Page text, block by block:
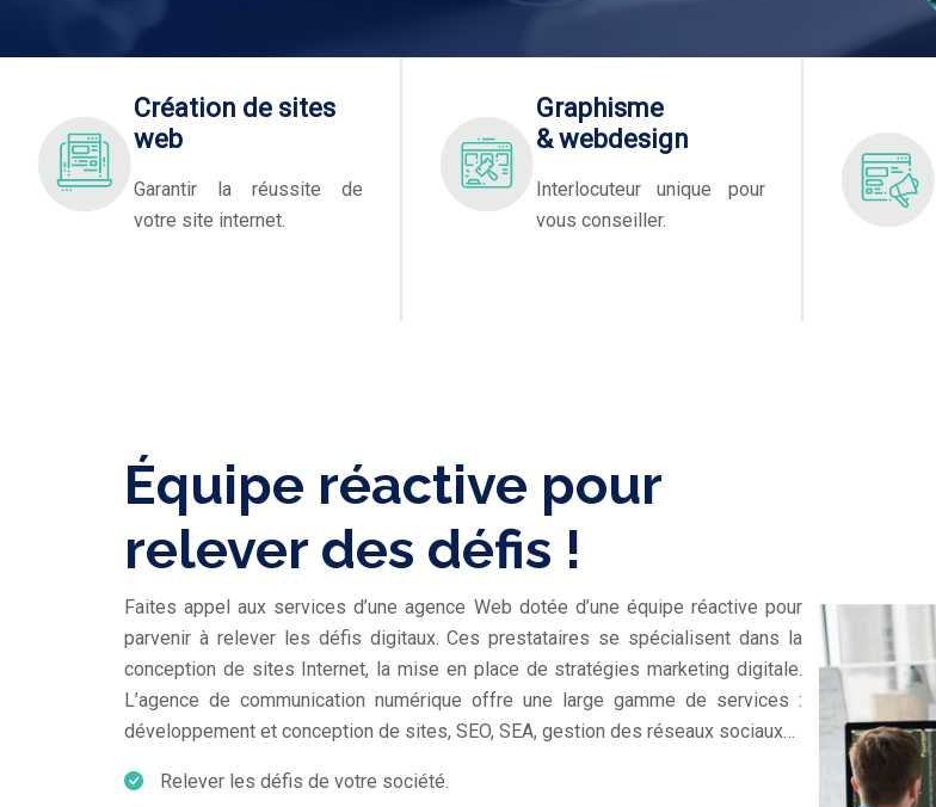
Création de sites
web
Garantir la réussite de
votre site internet.
Graphisme
& webdesign
Interlocuteur unique pour
vous conseiller.
Équipe réactive pour
relever des défis !
Faites appel aux services d’une agence Web dotée d’une équipe réactive pour
parvenir à relever les défis digitaux. Ces prestataires se spécialisent dans la
conception de sites Internet, la mise en place de stratégies marketing digitale.
L’agence de communication numérique offre une large gamme de services :
développement et conception de sites, SEO, SEA, gestion des réseaux sociaux…
Relever les défis de votre société.